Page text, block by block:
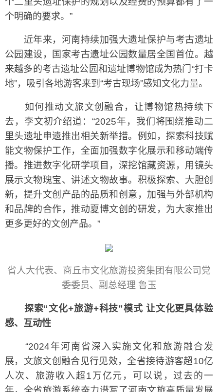
个明确的要求。”
近年来，河南持续加强大遗址保护与考古遗址
公园建设，国家考古遗址公园数量居全国首位。越
来越多的考古遗址公园和遗址博物馆成为热门“打卡
地”，吸引各地游客来到“考古现场”感知文化力量。
如何推动文旅文创融合，让博物馆热持续下
去，李文初介绍道：“2025年，我们将围绕推动二
里头遗址申遗推出相关新举措。例如，探索科技赋
能文物保护工作，全面加强数字化展示和移动端传
播。推进数字化研学项目，深挖馆藏资源，用镜头
展示文物瑰宝、讲述文物故事。积极探索、大胆创
新，提升文创产品的品质和创意，加强与外部机构
和品牌的合作，推动夏博文创的研发，为大家推出
更多更好的文创产品。”
省人大代表、商丘市文化旅游投资集团有限公司党
委委员、副总经理 鲁玉
探索“文化+旅游+科技”模式 让文化更具体验
感、互动性
“2024年河南省深入实施文化和旅游融合发
展，文旅文创融合见行见效，全省接待游客超10亿
人次、旅游收入超1万亿元，可以说，过去的一